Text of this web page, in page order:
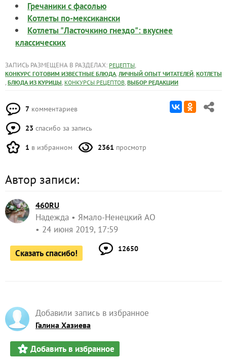
Гречаники с фасолью
Котлеты по-мексикански
Котлеты "Ласточкино гнездо": вкуснее
классических
ЗАПИСЬ РАЗМЕЩЕНА В РАЗДЕЛАХ: РЕЦЕПТЫ,
КОНКУРС ГОТОВИМ ИЗВЕСТНЫЕ БЛЮДА, ЛИЧНЫЙ ОПЫТ ЧИТАТЕЛЕЙ, КОТЛЕТЫ
, БЛЮДА ИЗ КУРИЦЫ, КОНКУРСЫ РЕЦЕПТОВ, ВЫБОР РЕДАКЦИИ
7 комментариев
23 спасибо за запись
1 в избранном 2361 просмотр
Автор записи:
460RU
Надежда
Ямало-Ненецкий АО
24 июня 2019, 17:59
Сказать спасибо! 12650
Добавили запись в избранное
Галина Хазиева
Добавить в избранное